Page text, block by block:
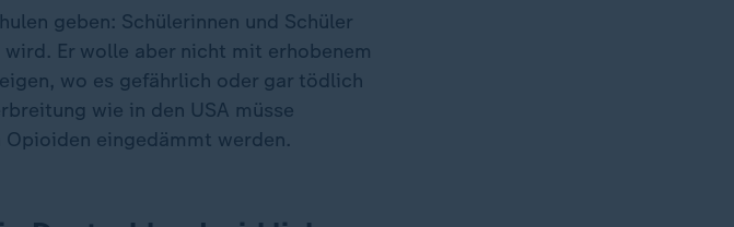
geben: Schülerinnen und Schüler
Er wolle aber nicht mit erhobenem
wo es gefährlich oder gar tödlich
wie in den USA müsse
eingedämmt werden.